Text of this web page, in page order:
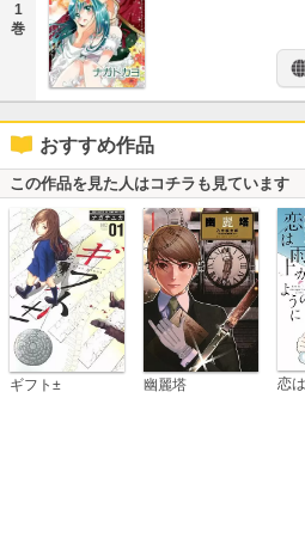
1
巻
おすすめ作品
この作品を見た人はコチラも見ています
ギフト± 幽麗塔